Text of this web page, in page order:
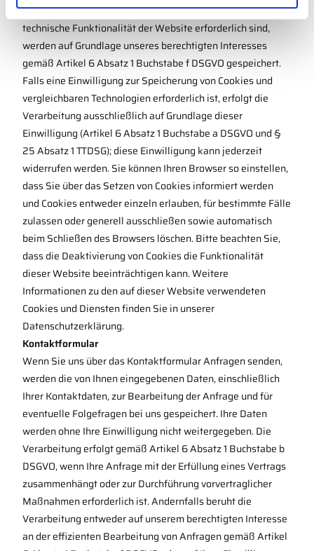
oder zu Werbezwecken. Notwendige Cookies, die für die
technische Funktionalität der Website erforderlich sind,
werden auf Grundlage unseres berechtigten Interesses
gemäß Artikel 6 Absatz 1 Buchstabe f DSGVO gespeichert.
Falls eine Einwilligung zur Speicherung von Cookies und
vergleichbaren Technologien erforderlich ist, erfolgt die
Verarbeitung ausschließlich auf Grundlage dieser
Einwilligung (Artikel 6 Absatz 1 Buchstabe a DSGVO und §
25 Absatz 1 TTDSG); diese Einwilligung kann jederzeit
widerrufen werden. Sie können Ihren Browser so einstellen,
dass Sie über das Setzen von Cookies informiert werden
und Cookies entweder einzeln erlauben, für bestimmte Fälle
zulassen oder generell ausschließen sowie automatisch
beim Schließen des Browsers löschen. Bitte beachten Sie,
dass die Deaktivierung von Cookies die Funktionalität
dieser Website beeinträchtigen kann. Weitere
Informationen zu den auf dieser Website verwendeten
Cookies und Diensten finden Sie in unserer
Datenschutzerklärung.
Kontaktformular
Wenn Sie uns über das Kontaktformular Anfragen senden,
werden die von Ihnen eingegebenen Daten, einschließlich
Ihrer Kontaktdaten, zur Bearbeitung der Anfrage und für
eventuelle Folgefragen bei uns gespeichert. Ihre Daten
werden ohne Ihre Einwilligung nicht weitergegeben. Die
Verarbeitung erfolgt gemäß Artikel 6 Absatz 1 Buchstabe b
DSGVO, wenn Ihre Anfrage mit der Erfüllung eines Vertrags
zusammenhängt oder zur Durchführung vorvertraglicher
Maßnahmen erforderlich ist. Andernfalls beruht die
Verarbeitung entweder auf unserem berechtigten Interesse
an der effizienten Bearbeitung von Anfragen gemäß Artikel